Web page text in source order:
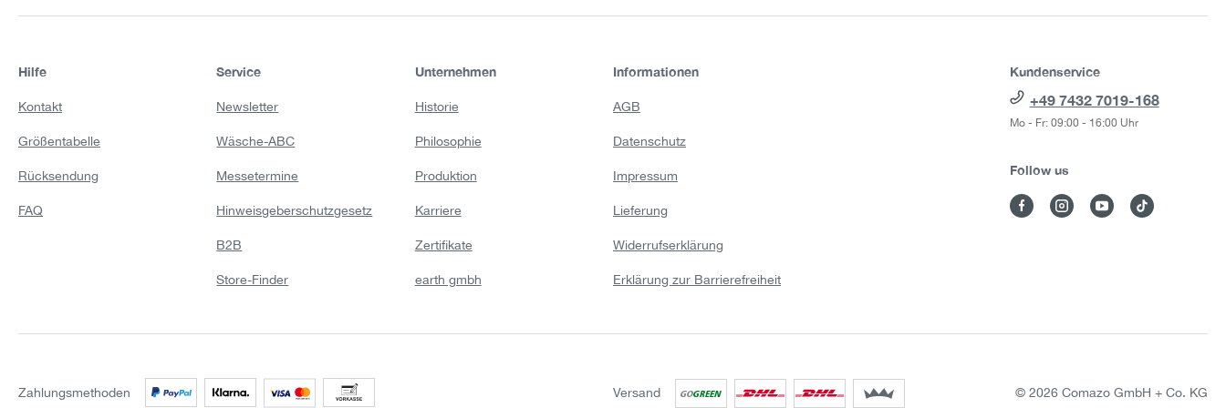
Hilfe
Kontakt
Größentabelle
Rücksendung
FAQ
Service
Newsletter
Wäsche-ABC
Messetermine
Hinweisgeberschutzgesetz
B2B
Store-Finder
Unternehmen
Historie
Philosophie
Produktion
Karriere
Zertifikate
earth gmbh
Informationen
AGB
Datenschutz
Impressum
Lieferung
Widerrufserklärung
Erklärung zur Barrierefreiheit
Kundenservice
+49 7432 7019-168
Mo - Fr: 09:00 - 16:00 Uhr
Follow us
Zahlungsmethoden Versand © 2026 Comazo GmbH + Co. KG